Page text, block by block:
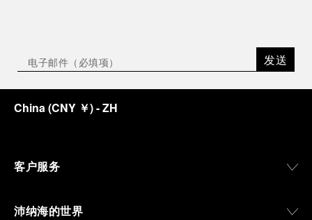
发送
China(CNY ￥)- ZH
客户服务
沛纳海的世界